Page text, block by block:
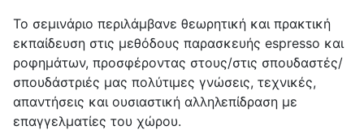
Το σεμινάριο περιλάμβανε θεωρητική και πρακτική
εκπαίδευση στις μεθόδους παρασκευής espresso και
ροφημάτων, προσφέροντας στους/στις σπουδαστές/
σπουδάστριές μας πολύτιμες γνώσεις, τεχνικές,
απαντήσεις και ουσιαστική αλληλεπίδραση με
επαγγελματίες του χώρου.